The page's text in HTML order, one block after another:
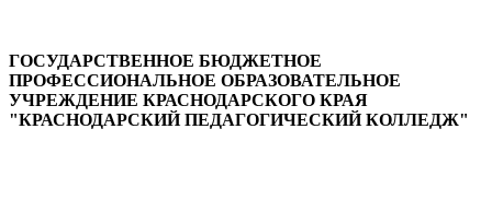
ГОСУДАРСТВЕННОЕ БЮДЖЕТНОЕ
ПРОФЕССИОНАЛЬНОЕ ОБРАЗОВАТЕЛЬНОЕ
УЧРЕЖДЕНИЕ КРАСНОДАРСКОГО КРАЯ
"КРАСНОДАРСКИЙ ПЕДАГОГИЧЕСКИЙ КОЛЛЕДЖ"